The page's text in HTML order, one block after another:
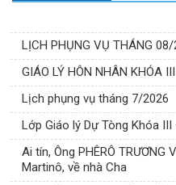
LỊCH PHỤNG VỤ THÁNG
GIÁO LÝ HÔN NHÂN KHÓA
Lịch phụng vụ tháng 7/2026
Lớp Giáo lý Dự Tòng Khóa
Ai tín, Ông PHÊRÔ
Martinô, về nhà Cha